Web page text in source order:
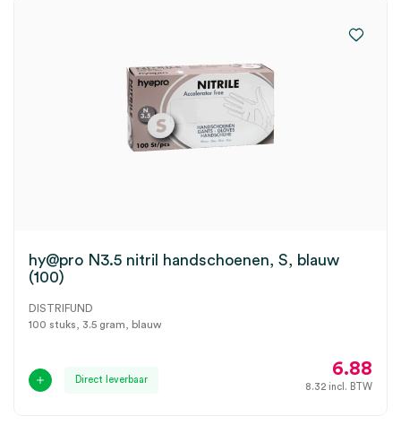
hy@pro N3.5 nitril handschoenen, S, blauw
(100)
DISTRIFUND
100 stuks, 3.5 gram, blauw
Direct leverbaar
6.88
8.32 incl. BTW